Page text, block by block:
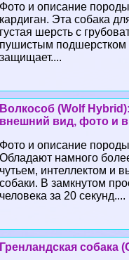
Фото и описание
кардиган. Эта собака
густая шерсть с
пушистым
защищает....
Волкособ (Wolf
внешний вид, фото и
Фото и описание
Обладают намного
чутьем, интеллектом и
собаки. В замкнутом
человека за 20 секунд....
Гренландская собака